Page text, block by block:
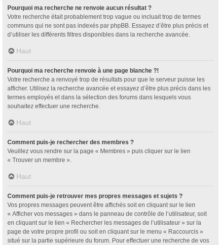
Pourquoi ma recherche ne renvoie aucun résultat ?
Votre recherche était probablement trop vague ou incluait trop de termes
communs qui ne sont pas indexés par phpBB. Essayez d’être plus précis et
d’utiliser les différents filtres disponibles dans la recherche avancée.
Haut
Pourquoi ma recherche renvoie à une page blanche ?!
Votre recherche a renvoyé trop de résultats pour que le serveur puisse les
afficher. Utilisez la recherche avancée et essayez d’être plus précis dans les
termes employés et dans la sélection des forums dans lesquels vous
souhaitez effectuer une recherche.
Haut
Comment puis-je rechercher des membres ?
Veuillez vous rendre sur la page « Membres » puis cliquer sur le lien
« Trouver un membre ».
Haut
Comment puis-je retrouver mes propres messages et sujets ?
Vos propres messages peuvent être affichés soit en cliquant sur le lien
« Afficher vos messages » dans le panneau de contrôle de l’utilisateur, soit
en cliquant sur le lien « Rechercher les messages de l’utilisateur » sur la
page de votre propre profil ou soit en cliquant sur le menu « Raccourcis »
situé sur la partie supérieure du forum. Pour effectuer une recherche de vos